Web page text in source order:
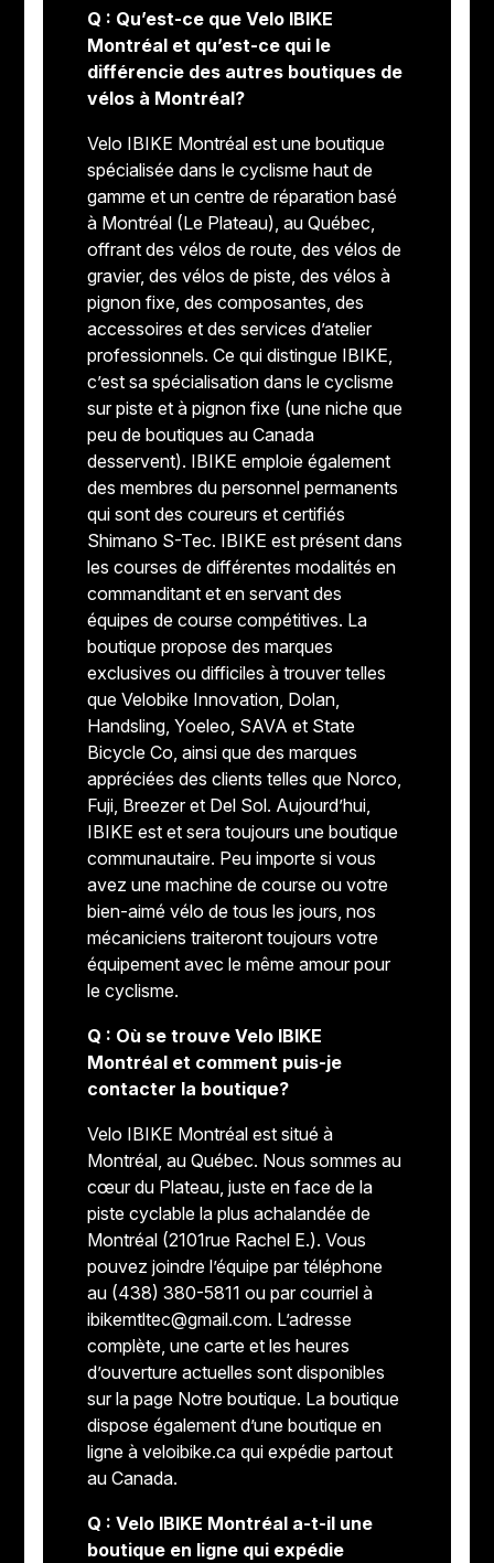
Q : Qu’est-ce que Velo IBIKE
Montréal et qu’est-ce qui le
différencie des autres boutiques de
vélos à Montréal?
Velo IBIKE Montréal est une boutique
spécialisée dans le cyclisme haut de
gamme et un centre de réparation basé
à Montréal (Le Plateau), au Québec,
offrant des vélos de route, des vélos de
gravier, des vélos de piste, des vélos à
pignon fixe, des composantes, des
accessoires et des services d’atelier
professionnels. Ce qui distingue IBIKE,
c’est sa spécialisation dans le cyclisme
sur piste et à pignon fixe (une niche que
peu de boutiques au Canada
desservent). IBIKE emploie également
des membres du personnel permanents
qui sont des coureurs et certifiés
Shimano S-Tec. IBIKE est présent dans
les courses de différentes modalités en
commanditant et en servant des
équipes de course compétitives. La
boutique propose des marques
exclusives ou difficiles à trouver telles
que Velobike Innovation, Dolan,
Handsling, Yoeleo, SAVA et State
Bicycle Co, ainsi que des marques
appréciées des clients telles que Norco,
Fuji, Breezer et Del Sol. Aujourd’hui,
IBIKE est et sera toujours une boutique
communautaire. Peu importe si vous
avez une machine de course ou votre
bien-aimé vélo de tous les jours, nos
mécaniciens traiteront toujours votre
équipement avec le même amour pour
le cyclisme.
Q : Où se trouve Velo IBIKE
Montréal et comment puis-je
contacter la boutique?
Velo IBIKE Montréal est situé à
Montréal, au Québec. Nous sommes au
cœur du Plateau, juste en face de la
piste cyclable la plus achalandée de
Montréal (2101rue Rachel E.). Vous
pouvez joindre l’équipe par téléphone
au (438) 380-5811 ou par courriel à
ibikemtltec@gmail.com. L’adresse
complète, une carte et les heures
d’ouverture actuelles sont disponibles
sur la page Notre boutique. La boutique
dispose également d’une boutique en
ligne à veloibike.ca qui expédie partout
au Canada.
Q : Velo IBIKE Montréal a-t-il une
boutique en ligne qui expédie
Porte-bagages
Porte-vélos
Sièges pour bébés
Transport
Les meilleurs vélos chinois
Dérailleurs
Leviers de vitesses
Pédaliers et plateaux
Boitier de pédalier
Potences
Câbles et gaines
Roulements
Jeux de direction
Fourches
Guide Chaine